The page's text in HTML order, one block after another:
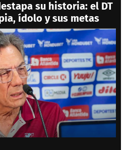
su historia: el DT
ídolo y sus metas